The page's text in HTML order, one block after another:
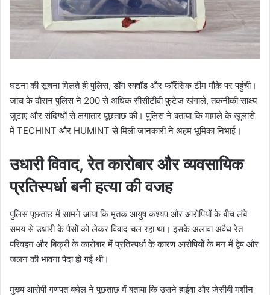
घटना की सूचना मिलते ही पुलिस, डॉग स्क्वॉड और फॉरेंसिक टीम मौके पर पहुंची।
जांच के दौरान पुलिस ने 200 से अधिक सीसीटीवी फुटेज खंगाले, तकनीकी साक्ष्य
जुटाए और संदिग्धों से लगातार पूछताछ की। पुलिस ने बताया कि मामले के खुलासे
में TECHINT और HUMINT से मिली जानकारी ने अहम भूमिका निभाई।
उधारी विवाद, रेत कारोबार और व्यवसायिक
प्रतिस्पर्धा बनी हत्या की वजह
पुलिस पूछताछ में सामने आया कि मृतक आयुष कश्यप और आरोपियों के बीच लंबे
समय से उधारी के पैसों को लेकर विवाद चल रहा था। इसके अलावा अवैध रेत
परिवहन और बिक्री के कारोबार में प्रतिस्पर्धा के कारण आरोपियों के मन में द्वेष और
जलन की भावना पैदा हो गई थी।
मुख्य आरोपी गणपत बघेल ने पूछताछ में बताया कि उसने हाईवा और जेसीबी मशीन